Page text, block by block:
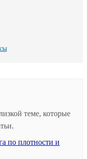
теме, которые
по плотности и